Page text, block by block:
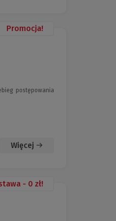
Promocja!
postępowania
Więcej
- 0 zł!